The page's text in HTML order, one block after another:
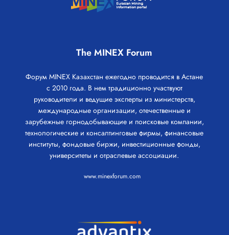
The MINEX Forum
Форум MINEX Казахстан ежегодно проводится в Астане
с 2010 года. В нем традиционно участвуют
руководители и ведущие эксперты из министерств,
международные организации, отечественные и
зарубежные горнодобывающие и поисковые компании,
технологические и консалтинговые фирмы, финансовые
институты, фондовые биржи, инвестиционные фонды,
университеты и отраслевые ассоциации.
www.minexforum.com